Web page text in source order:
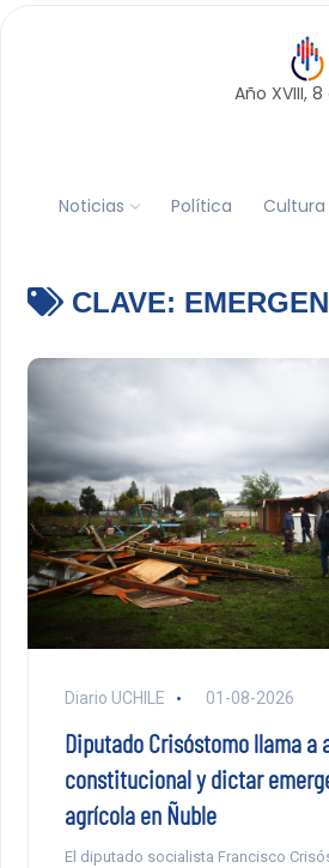
Año XVIII, 8
Noticias Política Cultura
CLAVE:
Diario UCHILE 01-08-2026
Diputado Crisóstomo llama a
constitucional y dictar
agrícola en Ñuble
El diputado socialista Francisco